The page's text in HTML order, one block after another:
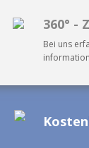
360° -
Bei uns